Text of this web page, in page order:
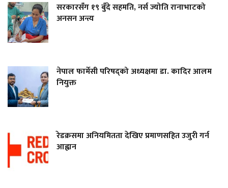
सरकारसँग १९ बुँदे सहमति, नर्स ज्योति रानाभाटको
अनसन अन्त्य
नेपाल फार्मेसी परिषद्को अध्यक्षमा डा. कादिर आलम
नियुक्त
रेडक्रसमा अनियमितता देखिए प्रमाणसहित उजुरी गर्न
आह्वान